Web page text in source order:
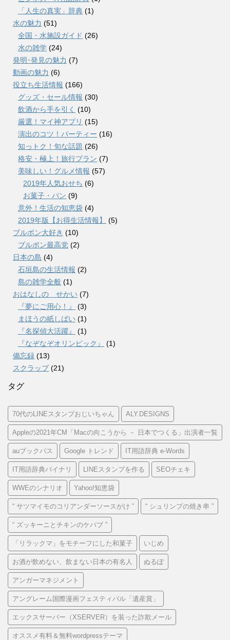
「人生の真実」辞典 (1)
水の魅力 (51)
全国・水施設ガイド (26)
水の雑学 (24)
発明･発見の魅力 (7)
動画の魅力 (6)
役立ち生活情報 (166)
グッズ・セール情報 (30)
飲酒から手を引く (10)
厳選！マイ神アプリ (15)
演出のコツ！パーティー (16)
知っトク！旬な話題 (26)
格安・極上！旅行プラン (7)
美味しい！グルメ情報 (57)
2019年人気おせち (6)
お菓子・パン (9)
意外！生活の知恵袋 (4)
2019年版【お得生活情報】
(5)
ブルボン大好き (10)
ブルボン最高党 (2)
日本の島 (4)
石垣島の生活情報 (2)
島の雑学全般 (1)
おはなしの せかい (7)
『夢にご用心！』
(3)
まほうの紙しばい (1)
『名探偵大活躍』
(1)
『なぞなぞオリンピック』
(1)
備忘録 (13)
スクラップ(21)
タグ
70代のLINEスタンプおじいちゃん ALY.DESIGNS
Appleの2021年CM「Macの向こうから － 日本でつくる」出演者一覧
auブックパス Google トレンド IT用語辞典 e-Words
IT用語辞典バイナリ LINEスタンプを作る SEOチェキ
WWEのシナリオ Yahoo!知恵袋
“ サツマイモのコリアンダーソースがけ ” “ シュリンプの焼き串 ”
“ ズッキーニとチキンのケバブ ”
「リラックマ」をモチーフにした和菓子 いじめ
お酒が飲めない、飲まない日本の有名人 ぬるぽ
アンガーマネジメント
アングレーム国際漫画フェスティバル「遺産賞」
エックスサーバー（XSERVER）を装った詐欺メール
オススメ有料＆無料wordpressテーマ